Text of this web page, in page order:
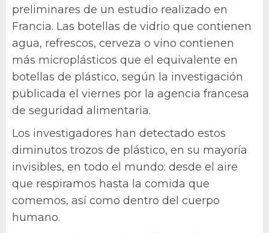
preliminares de un estudio realizado en
Francia. Las botellas de vidrio que contienen
agua, refrescos, cerveza o vino contienen
más microplásticos que el equivalente en
botellas de plástico, según la investigación
publicada el viernes por la agencia francesa
de seguridad alimentaria.
Los investigadores han detectado estos
diminutos trozos de plástico, en su mayoría
invisibles, en todo el mundo: desde el aire
que respiramos hasta la comida que
comemos, así como dentro del cuerpo
humano.